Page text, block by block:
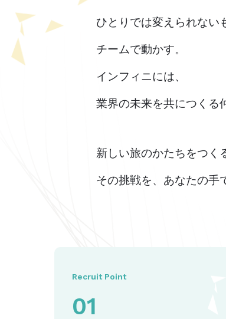
ひとりでは変えられない
チームで動かす。
インフィニには、
業界の未来を共につくる
新しい旅のかたちをつく
その挑戦を、あなたの手
Recruit Point
01